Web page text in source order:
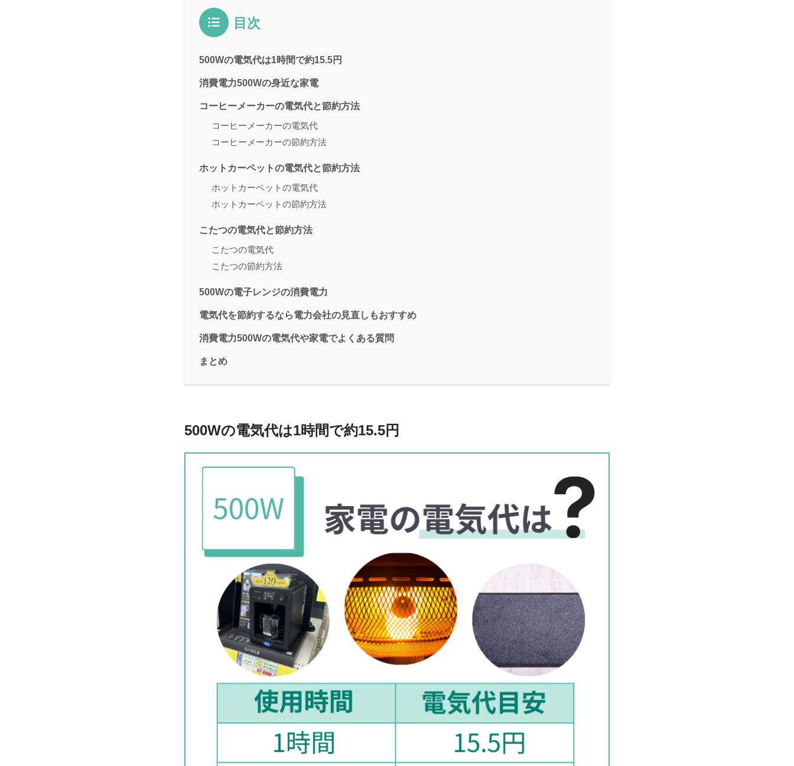
目次
500Wの電気代は1時間で約15.5円
消費電力500Wの身近な家電
コーヒーメーカーの電気代と節約方法
コーヒーメーカーの電気代
コーヒーメーカーの節約方法
ホットカーペットの電気代と節約方法
ホットカーペットの電気代
ホットカーペットの節約方法
こたつの電気代と節約方法
こたつの電気代
こたつの節約方法
500Wの電子レンジの消費電力
電気代を節約するなら電力会社の見直しもおすすめ
消費電力500Wの電気代や家電でよくある質問
まとめ
500Wの電気代は1時間で約15.5円